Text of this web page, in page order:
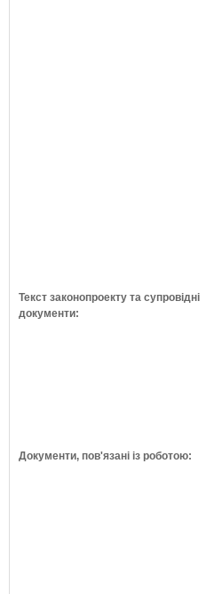
Текст законопроекту та супровідні
документи:
Документи, пов'язані із роботою: